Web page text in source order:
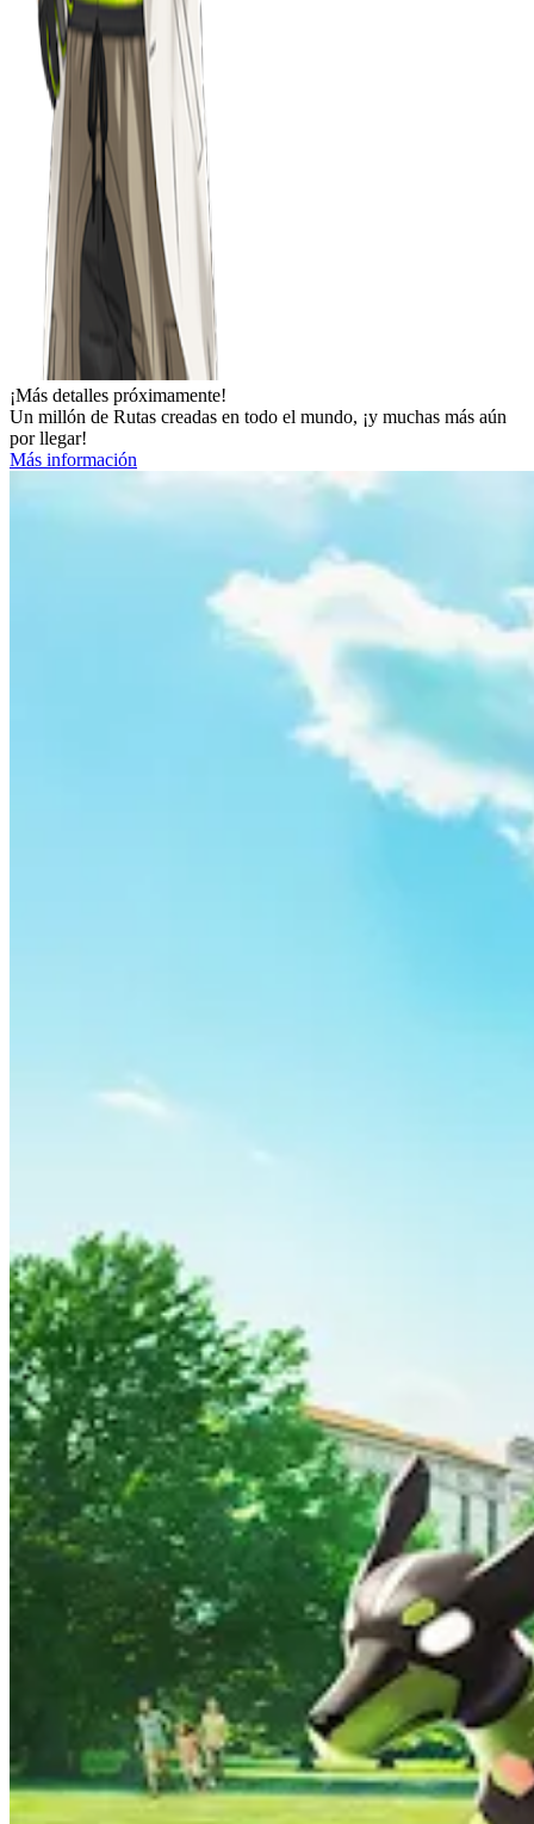
¡Más detalles próximamente!
Un millón de Rutas creadas en todo el mundo, ¡y muchas más aún
por llegar!
Más información